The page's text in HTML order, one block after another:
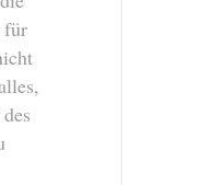
für